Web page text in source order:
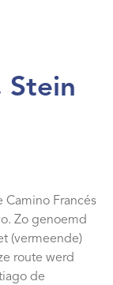
Stein
Camino Francés
Zo genoemd
(vermeende)
route werd
de